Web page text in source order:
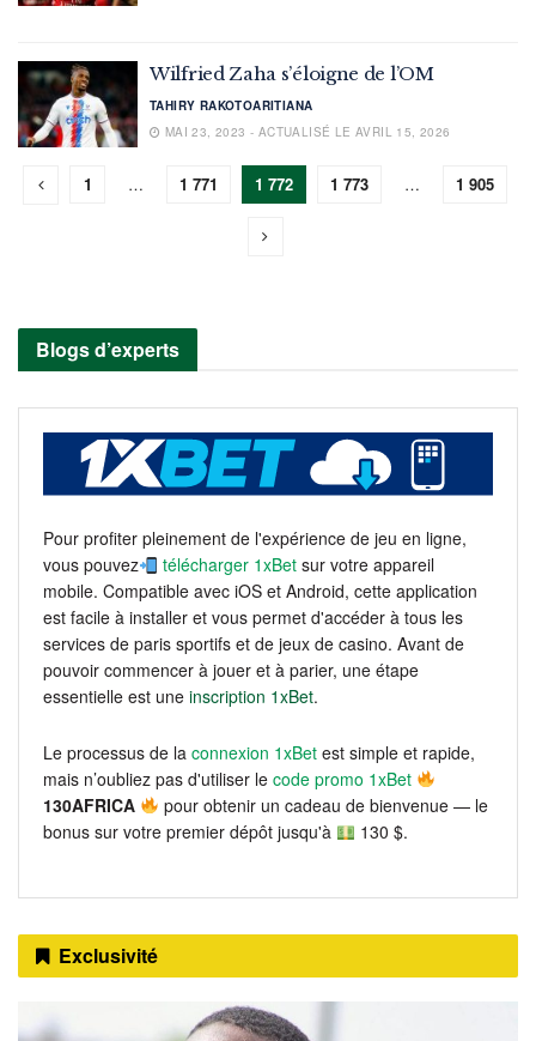
Wilfried Zaha s’éloigne de l’OM
TAHIRY RAKOTOARITIANA
MAI 23, 2023 - ACTUALISÉ LE AVRIL 15, 2026
1 … 1 771 1 772 1 773 … 1 905
Blogs d’experts
Pour profiter pleinement de l'expérience de jeu en ligne,
vous pouvez
télécharger 1xBet sur votre appareil
mobile. Compatible avec iOS et Android, cette application
est facile à installer et vous permet d'accéder à tous les
services de paris sportifs et de jeux de casino. Avant de
pouvoir commencer à jouer et à parier, une étape
essentielle est une inscription 1xBet.
Le processus de la connexion 1xBet est simple et rapide,
mais n’oubliez pas d'utiliser le code promo 1xBet
130AFRICA
pour obtenir un cadeau de bienvenue — le
bonus sur votre premier dépôt jusqu'à
130 $.
Exclusivité